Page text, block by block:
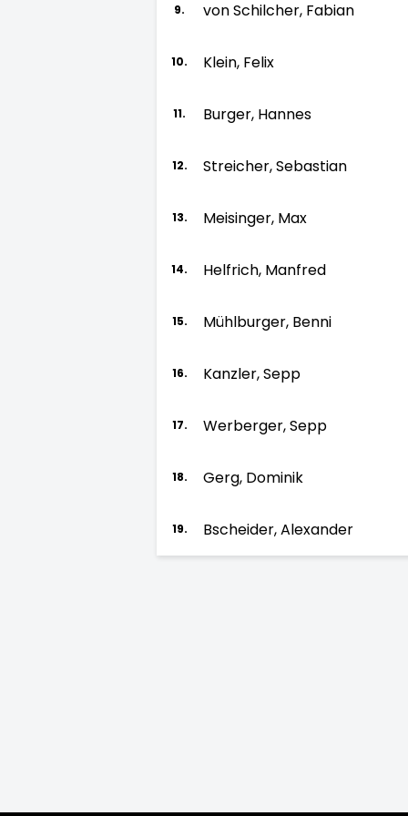
9. von Schilcher, Fabian
10. Klein, Felix
11. Burger, Hannes
12. Streicher, Sebastian
13. Meisinger, Max
14. Helfrich, Manfred
15. Mühlburger, Benni
16. Kanzler, Sepp
17. Werberger, Sepp
18. Gerg, Dominik
19. Bscheider, Alexander